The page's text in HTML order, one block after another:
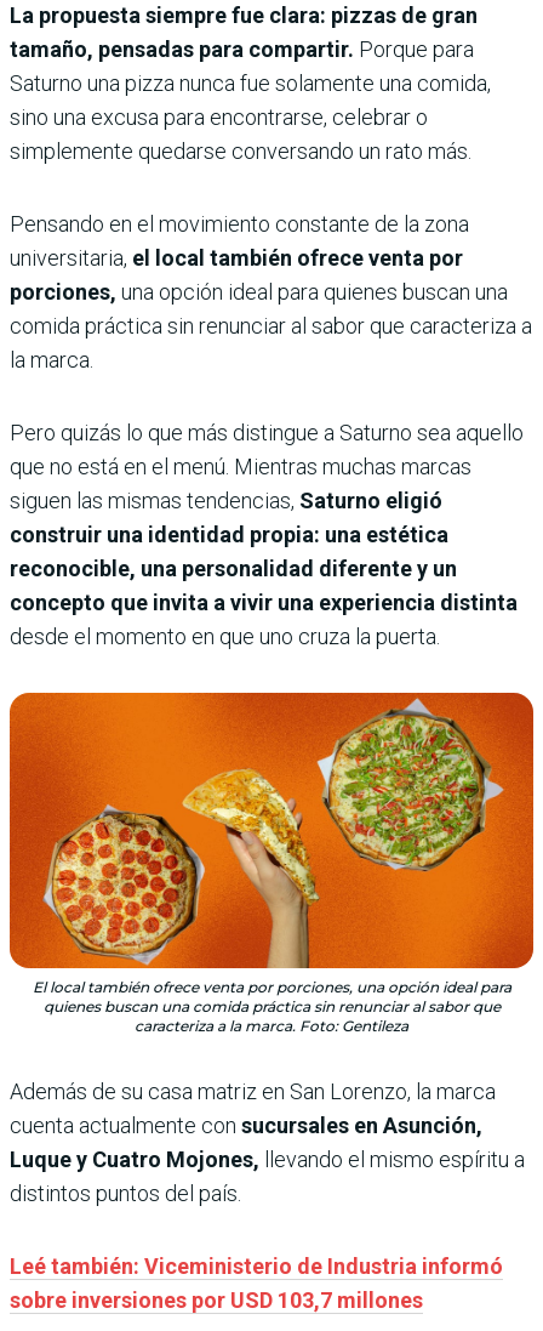
La propuesta siempre fue clara: pizzas de gran
tamaño, pensadas para compartir. Porque para
Saturno una pizza nunca fue solamente una comida,
sino una excusa para encontrarse, celebrar o
simplemente quedarse conversando un rato más.
Pensando en el movimiento constante de la zona
universitaria, el local también ofrece venta por
porciones, una opción ideal para quienes buscan una
comida práctica sin renunciar al sabor que caracteriza a
la marca.
Pero quizás lo que más distingue a Saturno sea aquello
que no está en el menú. Mientras muchas marcas
siguen las mismas tendencias, Saturno eligió
construir una identidad propia: una estética
reconocible, una personalidad diferente y un
concepto que invita a vivir una experiencia distinta
desde el momento en que uno cruza la puerta.
El local también ofrece venta por porciones, una opción ideal para
quienes buscan una comida práctica sin renunciar al sabor que
caracteriza a la marca. Foto: Gentileza
Además de su casa matriz en San Lorenzo, la marca
cuenta actualmente con sucursales en Asunción,
Luque y Cuatro Mojones,
llevando el mismo espíritu a
distintos puntos del país.
Leé también: Viceministerio de Industria informó
sobre inversiones por USD 103,7 millones